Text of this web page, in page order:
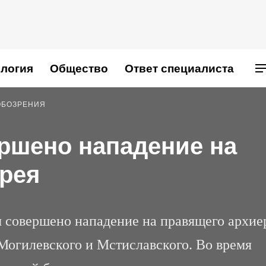
Общество Ответ специалиста
нападение на
нападение на правящего
и Мстиславского. Во время